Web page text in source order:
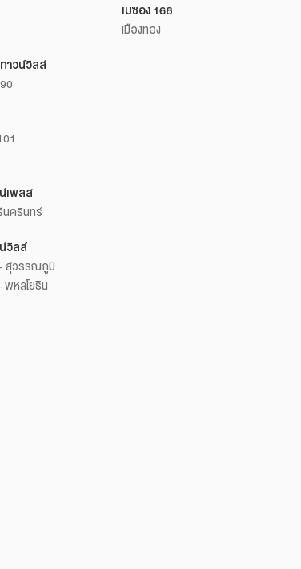
าวน์วิลล์
เพลส
ครินทร์
วิลล์
สุวรรณภูมิ
พหลโยธิน
เมซอง 168
เมืองทอง